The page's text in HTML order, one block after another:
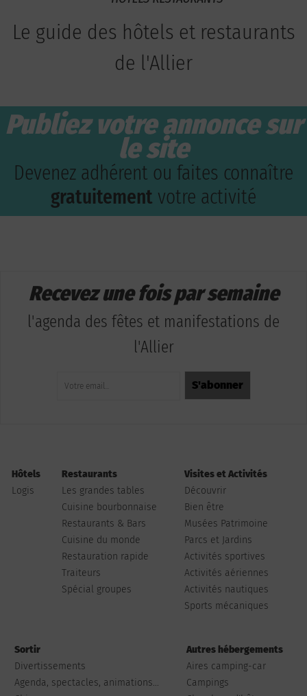
Le guide des hôtels et restaurants
de l'Allier
Publiez votre annonce sur
le site
Devenez adhérent ou faites connaître
gratuitement votre activité
Recevez une fois par semaine
l'agenda des fêtes et manifestations de
l'Allier
Hôtels
Logis
Restaurants
Les grandes tables
Cuisine bourbonnaise
Restaurants & Bars
Cuisine du monde
Restauration rapide
Traiteurs
Spécial groupes
Visites et Activités
Découvrir
Bien être
Musées Patrimoine
Parcs et Jardins
Activités sportives
Activités aériennes
Activités nautiques
Sports mécaniques
Sortir
Divertissements
Agenda, spectacles, animations...
Autres hébergements
Aires camping-car
Campings